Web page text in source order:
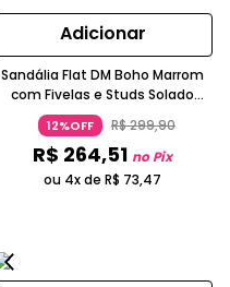
Adicionar
Sandália Flat DM Boho Marrom
com Fivelas e Studs Solado
Tratorado
12%OFF R$299,90
R$ 264,51 no Pix
ou 4x de R$ 73,47